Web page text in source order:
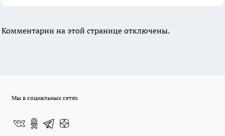
Комментарии на этой странице отключены.
Мы в социальных сетях